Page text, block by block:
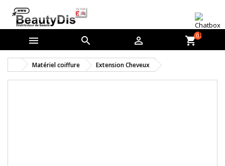
   shopping_cart0
Matériel coiffure Extension Cheveux